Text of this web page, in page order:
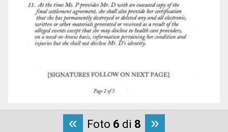
« Foto 6 di 8 »